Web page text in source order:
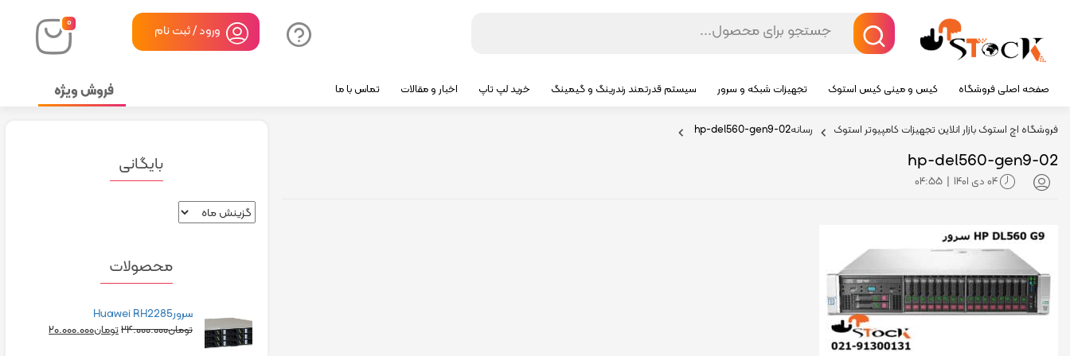
۰ ورود / ثبت نام
صفحه اصلی فروشگاه کیس و مینی کیس استوک تجهیزات شبکه و سرور سیستم قدرتمند رندرینگ و گیمینگ خرید لپ تاپ اخبار و مقالات تماس با ما فروش ویژه
فروشگاه اچ استوک بازار انلاین تجهیزات کامپیوتر استوک رسانهhp-del560-gen9-02
hp-del560-gen9-02
04 دی 1401 |
04:55
بایگانی
محصولات
سرورHuawei RH2285
تومان۲۴.۰۰۰.۰۰۰تومان۲۰.۰۰۰.۰۰۰